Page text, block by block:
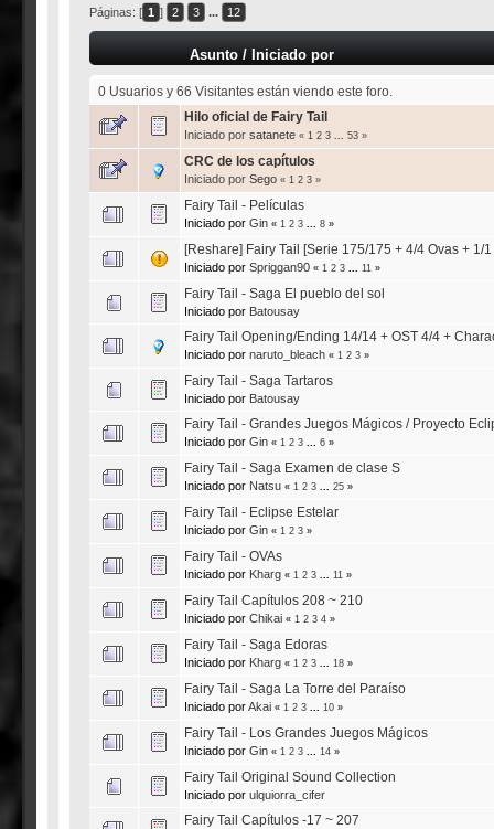
Páginas: [ 1 ] 2 3 ... 12
Asunto/ Iniciado por
0 Usuarios y 66 Visitantes están viendo este foro.
Hilo oficial de Fairy Tail
Iniciado por satanete « 1 2 3 53»
CRC de los capítulos
Iniciado por Sego « 1 2 3»
Fairy Tail - Películas
Iniciado por Gin « 1 2 3 8»
[Reshare] Fairy Tail [Serie 175/175 + 4/4 Ovas + 1/
Iniciado por Spriggan90 « 1 2 3 11 »
Fairy Tail - Saga El pueblo del sol
Iniciado por Batousay
Fairy Tail Opening/Ending 14/14 + OST 4/4 +
Iniciado por naruto_bleach « 1 2 3»
Fairy Tail - Saga Tartaros
Iniciado por Batousay
Fairy Tail - Grandes Juegos Mágicos / Proyecto
Iniciado por Gin « 1 2 3 6»
Fairy Tail - Saga Examen de clase S
Iniciado por Natsu « 1 2 3 25»
Fairy Tail - Eclipse Estelar
Iniciado por Gin « 1 2 3»
Fairy Tail - OVAs
Iniciado por Kharg « 1 2 3 11 »
Fairy Tail Capítulos 208 ~ 210
Iniciado por Chikai « 1 2 3 4»
Fairy Tail - Saga Edoras
Iniciado por Kharg « 1 2 3 18»
Fairy Tail - Saga La Torre del Paraíso
Iniciado porAkai « 1 2 3 10»
Fairy Tail - Los Grandes Juegos Mágicos
Iniciado por Gin « 1 2 3 14»
Fairy Tail Original Sound Collection
Iniciado por ulquiorra_cifer
Fairy Tail Capítulos -17 ~ 207